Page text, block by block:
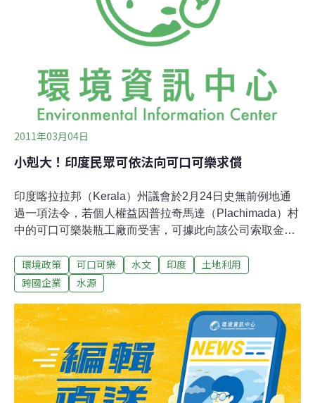
2011年03月04日
小剋大！印度民眾可依法向可口可樂求償
印度喀拉拉邦（Kerala）州議會於2月24日史無前例地通
過一項法令，若個人權益因普拉奇馬達（Plachimada）村
中的可口可樂裝瓶工廠而受害，可據此向該公司索取金錢
法設置一個三人仲裁庭，主席為區域級法官，有權在對普
拉奇馬達可口可樂工廠的求償個案中做出裁決。仲裁庭已
法案並擁有法律約束效力，可要求可口可樂公司遵循仲裁
庭指示。根據這項法案，仲裁庭應採用永續發展原則、預
警原則與「污染者付費」原則。一旦判定賠償，該公司應
負擔仲裁庭全數費用。若不服仲裁庭判決，可向高等法院
提出上訴。這次立法乃緣自政府高階委員會（High Power
Committee）於2010年3月22日作成的報告與建議，報告
環境政策 可口可樂 水文 印度
土地利用
跨國企業
水源